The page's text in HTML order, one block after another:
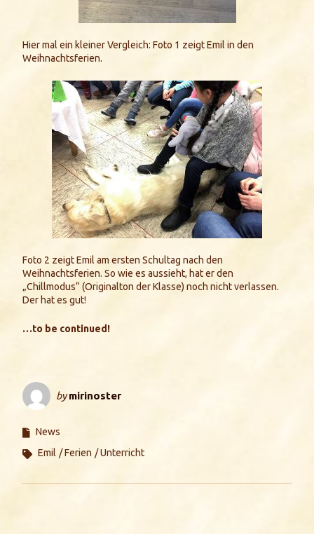
Hier mal ein kleiner Vergleich: Foto 1 zeigt Emil in den
Weihnachtsferien.
Foto 2 zeigt Emil am ersten Schultag nach den
Weihnachtsferien. So wie es aussieht, hat er den
„Chillmodus“ (Originalton der Klasse) noch nicht verlassen.
Der hat es gut!
…to be continued!
bymirinoster
News
Emil
Ferien Unterricht